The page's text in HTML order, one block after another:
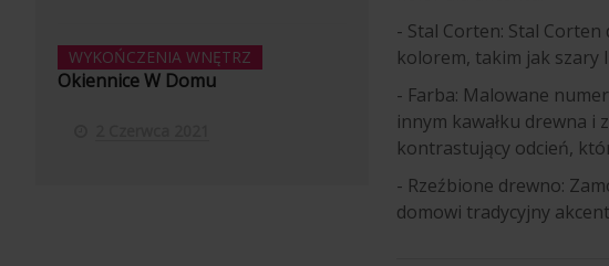
- Stal Corten: Stal
kolorem, takim jak szary
- Farba: Malowane
innym kawałku drewna i
kontrastujący odcień,
- Rzeźbione drewno:
domowi tradycyjny
WYKOŃCZENIA WNĘTRZ
Okiennice W Domu